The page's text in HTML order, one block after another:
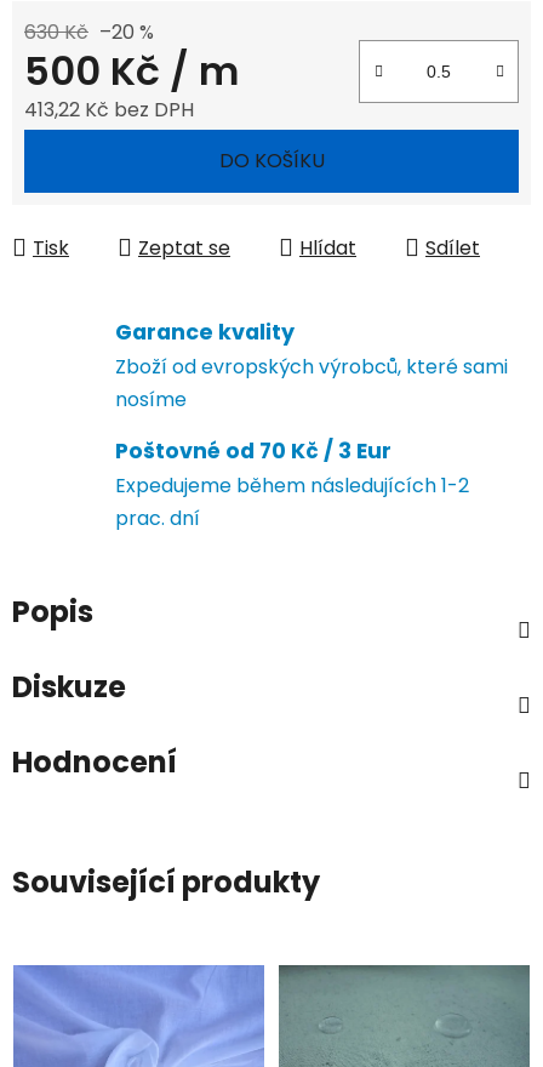
630 Kč –20 %
500 Kč / m
413,22 Kč bez DPH
DO KOŠÍKU
Tisk Zeptat se Hlídat Sdílet
Garance kvality
Zboží od evropských výrobců, které sami
nosíme
Poštovné od 70 Kč / 3 Eur
Expedujeme během následujících 1-2
prac. dní
Popis
Diskuze
Hodnocení
Související produkty